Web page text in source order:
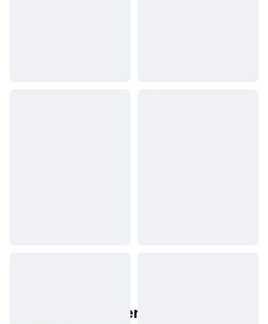
Beliebte reale Vermögenswerte